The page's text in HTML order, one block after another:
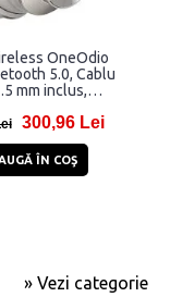
OneOdio
5.0, Cablu
mm inclus,
300,96 Lei
ÎN COŞ
» Vezi categorie